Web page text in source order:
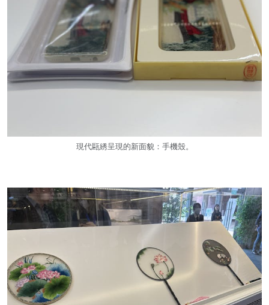
現代甌綉呈現的新面貌：手機殼。